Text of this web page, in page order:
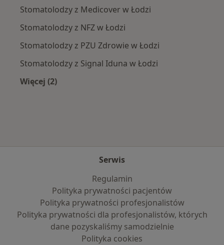
Stomatolodzy z Medicover w Łodzi
Stomatolodzy z NFZ w Łodzi
Stomatolodzy z PZU Zdrowie w Łodzi
Stomatolodzy z Signal Iduna w Łodzi
Więcej (2)
Serwis
Regulamin
Polityka prywatności pacjentów
Polityka prywatności profesjonalistów
Polityka prywatności dla profesjonalistów, których
dane pozyskaliśmy samodzielnie
Polityka cookies